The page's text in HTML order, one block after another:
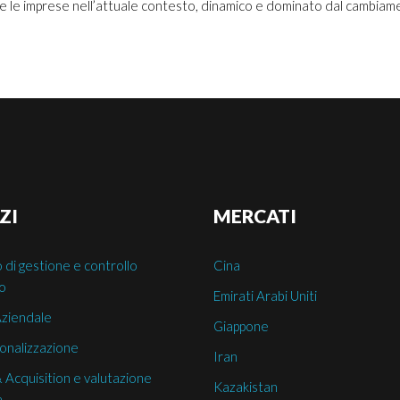
imprese nell’attuale contesto, dinamico e dominato dal
di gestione e controllo
Acquisition e valutazione
MERCATI
Cina
Emirati Arabi Uniti
Giappone
Iran
Kazakistan